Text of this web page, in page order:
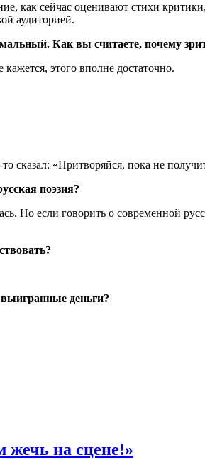
сейчас оценивают стихи критики,
аудиторией.
Как вы считаете, почему
этого вполне достаточно.
сказал: «Притворяйся, пока не
поэзия?
Но если говорить о современной
деньги?
жечь на сцене!»